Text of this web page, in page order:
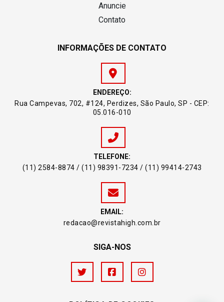
Anuncie
Contato
INFORMAÇÕES DE CONTATO
ENDEREÇO:
Rua Campevas, 702, #124, Perdizes, São Paulo, SP - CEP:
05.016-010
TELEFONE:
(11) 2584-8874 / (11) 98391-7234 / (11) 99414-2743
EMAIL:
redacao@revistahigh.com.br
SIGA-NOS